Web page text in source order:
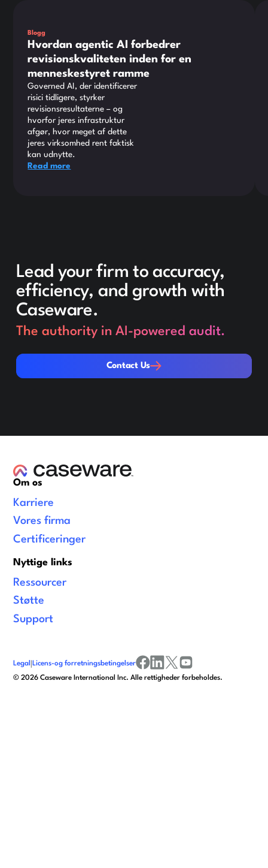
Blogg
Hvordan agentic AI forbedrer
revisionskvaliteten inden for en
menneskestyret ramme
Governed AI, der identificerer
risici tidligere, styrker
revisionsresultaterne – og
hvorfor jeres infrastruktur
afgør, hvor meget af dette
jeres virksomhed rent faktisk
kan udnytte.
Read more
Lead your firm to accuracy,
efficiency, and growth with
Caseware.
The authority in AI-powered audit.
Contact Us
Contact Us
Om os
Karriere
Vores firma
Certificeringer
Nyttige links
Ressourcer
Støtte
Support
©2026 Caseware International Inc. Alle rettigheder forbeholdes.
Legal |Licens-og forretningsbetingelser
facebook
linkedinx/twitter
youtube